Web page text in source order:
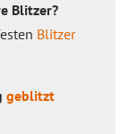
Blitzer?
Blitzer
geblitzt